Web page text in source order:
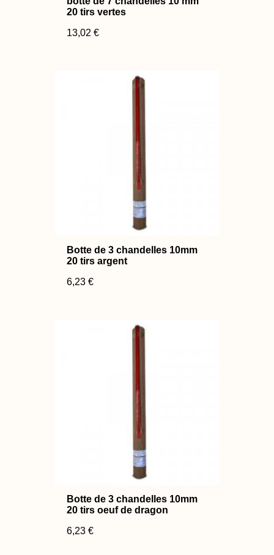
20 tirs vertes
13,02 €
Botte de 3 chandelles 10mm
20 tirs argent
6,23 €
Botte de 3 chandelles 10mm
20 tirs oeuf de dragon
6,23 €